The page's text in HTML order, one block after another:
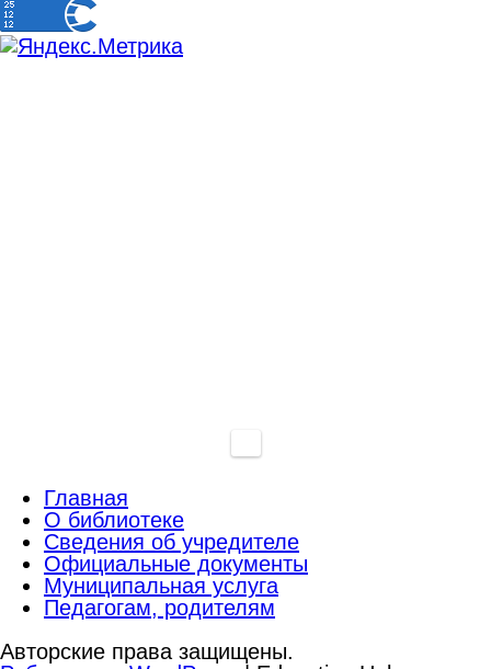
Главная
О библиотеке
Сведения об учредителе
Официальные документы
Муниципальная услуга
Педагогам, родителям
Авторские права защищены.